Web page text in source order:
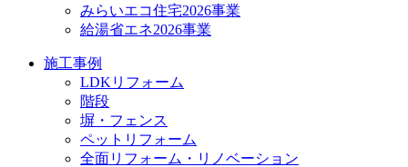
みらいエコ住宅2026事業
給湯省エネ2026事業
施工事例
LDKリフォーム
階段
塀・フェンス
ペットリフォーム
全面リフォーム・リノベーション